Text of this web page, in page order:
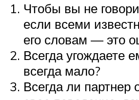
Чтобы вы не
если всеми
его словам — это
Всегда угождаете
всегда мало?
Всегда ли партнер